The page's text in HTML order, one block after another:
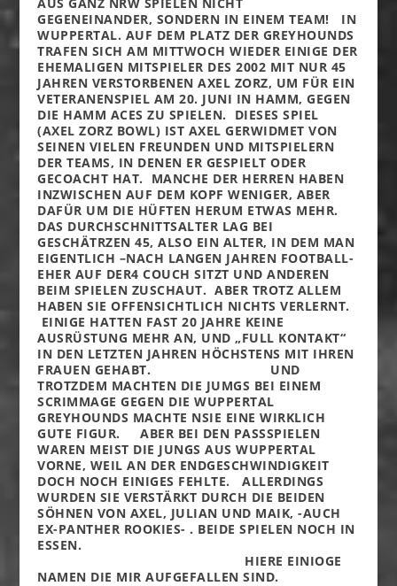
GEGENEINANDER, SONDERN IN EINEM TEAM! IN
WUPPERTAL. AUF DEM PLATZ DER GREYHOUNDS
TRAFEN SICH AM MITTWOCH WIEDER EINIGE DER
EHEMALIGEN MITSPIELER DES 2002 MIT NUR 45
JAHREN VERSTORBENEN AXEL ZORZ, UM FÜR EIN
VETERANENSPIEL AM 20. JUNI IN HAMM, GEGEN
DIE HAMM ACES ZU SPIELEN. DIESES SPIEL
(AXEL ZORZ BOWL) IST AXEL GERWIDMET VON
SEINEN VIELEN FREUNDEN UND MITSPIELERN
DER TEAMS, IN DENEN ER GESPIELT ODER
GECOACHT HAT. MANCHE DER HERREN HABEN
INZWISCHEN AUF DEM KOPF WENIGER, ABER
DAFÜR UM DIE HÜFTEN HERUM ETWAS MEHR.
DAS DURCHSCHNITTSALTER LAG BEI
GESCHÄTRZEN 45, ALSO EIN ALTER, IN DEM MAN
EIGENTLICH –NACH LANGEN JAHREN FOOTBALL-
EHER AUF DER4 COUCH SITZT UND ANDEREN
BEIM SPIELEN ZUSCHAUT. ABER TROTZ ALLEM
HABEN SIE OFFENSICHTLICH NICHTS VERLERNT.
EINIGE HATTEN FAST 20 JAHRE KEINE
AUSRÜSTUNG MEHR AN, UND „FULL KONTAKT“
IN DEN LETZTEN JAHREN HÖCHSTENS MIT IHREN
FRAUEN GEHABT. UND
TROTZDEM MACHTEN DIE JUMGS BEI EINEM
SCRIMMAGE GEGEN DIE WUPPERTAL
GREYHOUNDS MACHTE NSIE EINE WIRKLICH
GUTE FIGUR. ABER BEI DEN PASSSPIELEN
WAREN MEIST DIE JUNGS AUS WUPPERTAL
VORNE, WEIL AN DER ENDGESCHWINDIGKEIT
DOCH NOCH EINIGES FEHLTE. ALLERDINGS
WURDEN SIE VERSTÄRKT DURCH DIE BEIDEN
SÖHNEN VON AXEL, JULIAN UND MAIK, -AUCH
EX-PANTHER ROOKIES- . BEIDE SPIELEN NOCH IN
ESSEN.
HIERE EINIOGE
NAMEN DIE MIR AUFGEFALLEN SIND.